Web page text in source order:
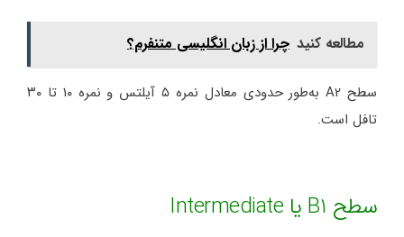
مطالعه کنید چرا از زبان انگلیسی متنفرم؟
سطح A2 به‌طور حدودی معادل نمره ۵ آیلتس و نمره ۱۰ تا ۳۰
تافل است.
سطح B1 یا Intermediate